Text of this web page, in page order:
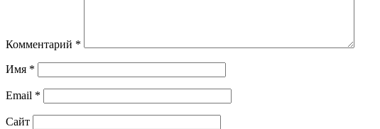
Комментарий *
Имя *
Email *
Сайт